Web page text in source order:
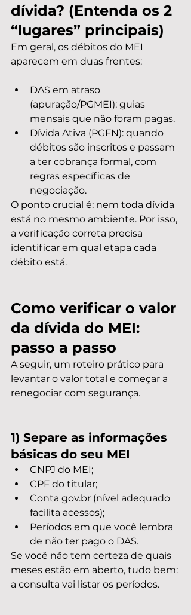
dívida? (Entenda os 2
“lugares” principais)
Em geral, os débitos do MEI
aparecem em duas frentes:
DAS em atraso
(apuração/PGMEI): guias
mensais que não foram pagas.
Dívida Ativa (PGFN): quando
débitos são inscritos e passam
a ter cobrança formal, com
regras específicas de
negociação.
O ponto crucial é: nem toda dívida
está no mesmo ambiente. Por isso,
a verificação correta precisa
identificar em qual etapa cada
débito está.
Como verificar o valor
da dívida do MEI:
passo a passo
A seguir, um roteiro prático para
levantar o valor total e começar a
renegociar com segurança.
1) Separe as informações
básicas do seu MEI
CNPJ do MEI;
CPF do titular;
Conta gov.br (nível adequado
facilita acessos);
Períodos em que você lembra
de não ter pago o DAS.
Se você não tem certeza de quais
meses estão em aberto, tudo bem:
a consulta vai listar os períodos.